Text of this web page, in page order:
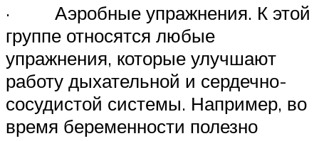
· Аэробные упражнения. К этой
группе относятся любые
упражнения, которые улучшают
работу дыхательной и сердечно-
сосудистой системы. Например, во
время беременности полезно